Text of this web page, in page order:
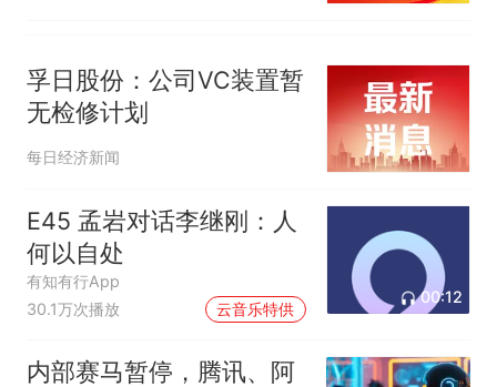
孚日股份：公司VC装置暂
无检修计划
每日经济新闻
E45 孟岩对话李继刚：人
何以自处
有知有行App
30.1万次播放
云音乐特供
00:12
内部赛马暂停，腾讯、阿